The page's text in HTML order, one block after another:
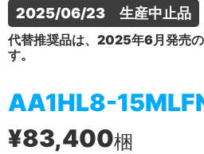
2025/06/23　生産中止品
代替推奨品は、2025年6月発売
す。
AA1HL8-
¥83,400梱